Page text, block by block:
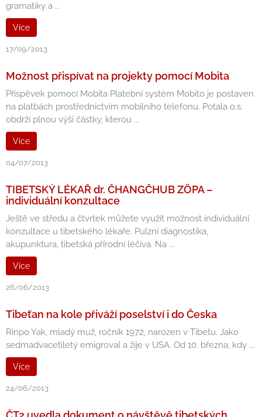
gramatiky a ...
Více
17/09/2013
Možnost přispívat na projekty pomocí Mobita
Příspěvek pomocí Mobita Platební systém Mobito je postaven
na platbách prostřednictvím mobilního telefonu. Potala o.s.
obdrží plnou výši částky, kterou ...
Více
04/07/2013
TIBETSKÝ LÉKAŘ dr. ČHANGČHUB ZÖPA –
individuální konzultace
Ještě ve středu a čtvrtek můžete využít možnost individuální
konzultace u tibetského lékaře. Pulzní diagnostika,
akupunktura, tibetská přírodní léčiva. Na ...
Více
26/06/2013
Tibeťan na kole přiváží poselství i do Česka
Rinpo Yak, mladý muž, ročník 1972, narozen v Tibetu. Jako
sedmadvacetiletý emigroval a žije v USA. Od 10. března, kdy ...
Více
24/06/2013